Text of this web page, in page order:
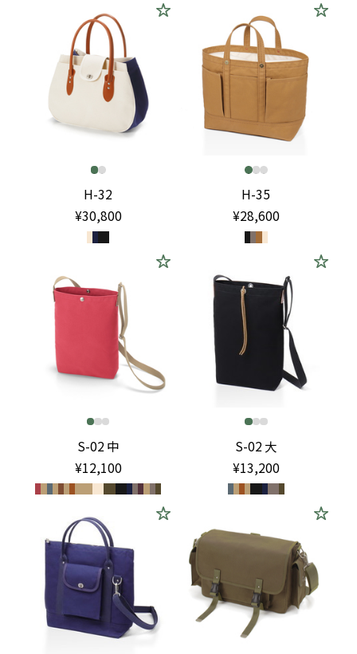
H-32
¥30,800
H-35
¥28,600
S-02 中
¥12,100
S-02 大
¥13,200